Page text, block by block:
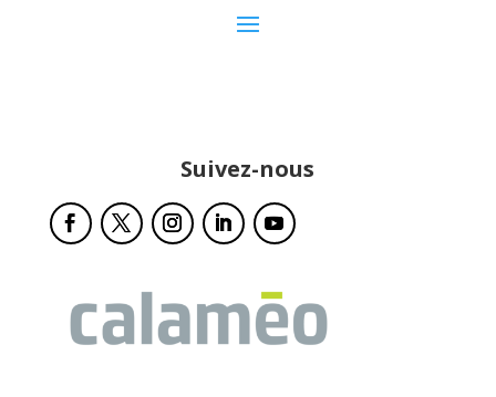
Suivez-nous